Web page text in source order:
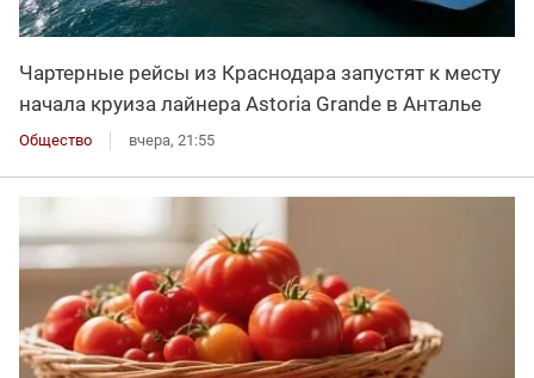
Чартерные рейсы из Краснодара запустят к месту
начала круиза лайнера Astoria Grande в Анталье
Общество вчера, 21:55